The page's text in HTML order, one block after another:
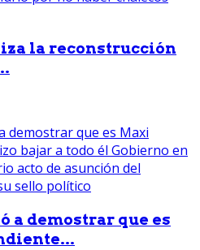
la reconstrucción
a demostrar que es